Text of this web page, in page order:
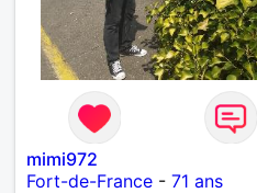
mimi972
Fort-de-France- 71 ans